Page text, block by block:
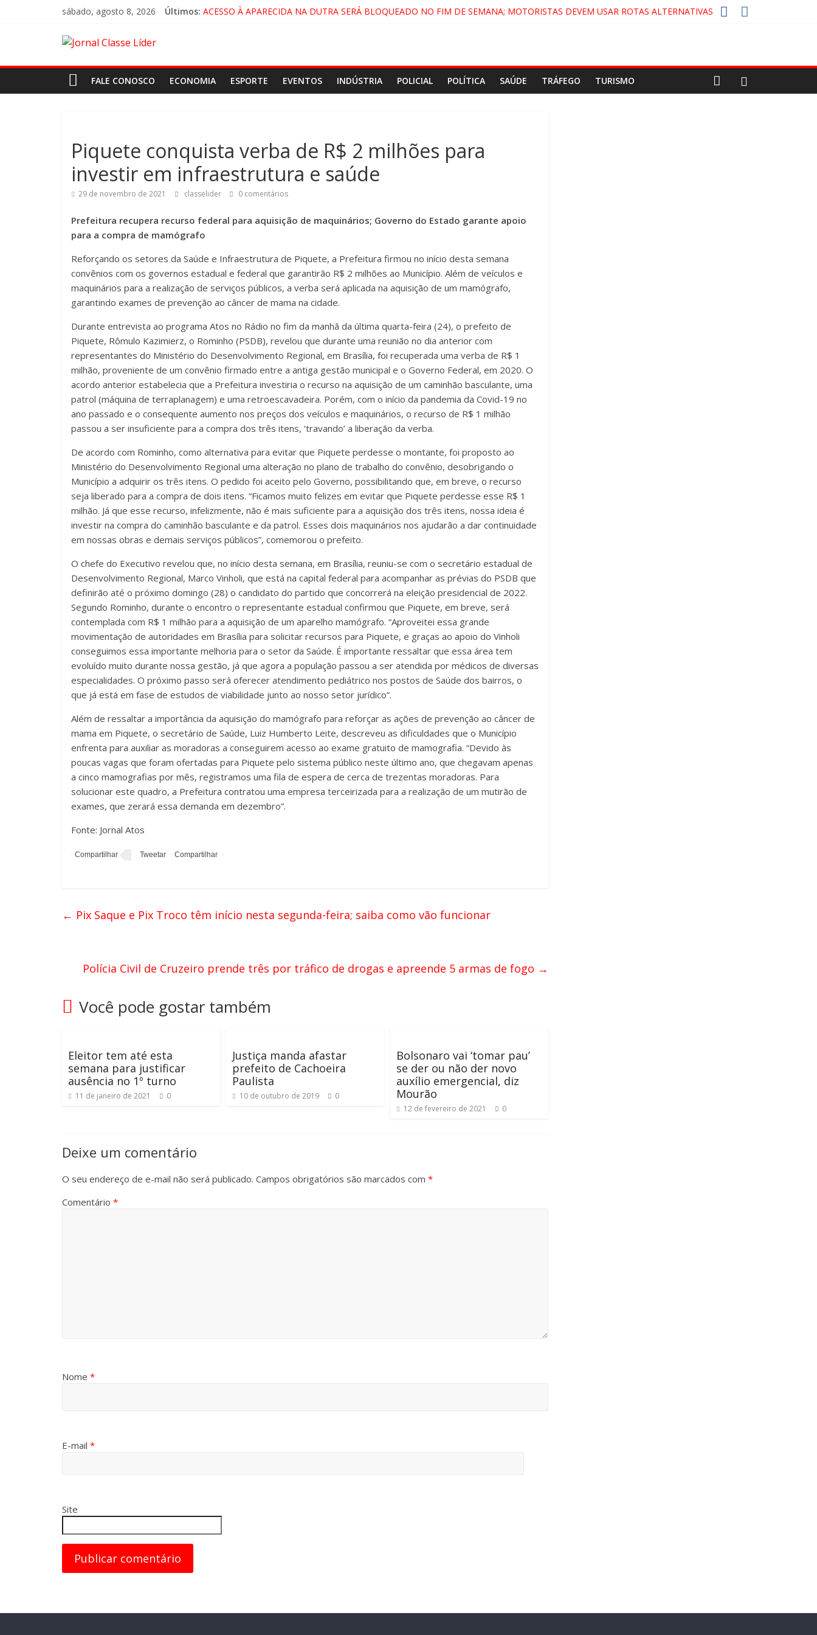
sábado, agosto 8, 2026 Últimos: ACESSO À APARECIDA NA DUTRA SERÁ BLOQUEADO NO FIM DE SEMANA; MOTORISTAS DEVEM USAR ROTAS ALTERNATIVAS
“HÁ PRESENÇA DO COMANDO VERMELHO NO VALE”, AFIRMA PROMOTOR DO GAECO
FALE CONOSCO
ECONOMIA ESPORTE EVENTOS INDÚSTRIA POLICIAL POLÍTICA SAÚDE TRÁFEGO TURISMO
Piquete conquista verba de R$ 2 milhões para
investir em infraestrutura e saúde
29 de novembro de 2021 classelider 0 comentários
Prefeitura recupera recurso federal para aquisição de maquinários; Governo do Estado garante apoio
para a compra de mamógrafo
Reforçando os setores da Saúde e Infraestrutura de Piquete, a Prefeitura firmou no início desta semana
convênios com os governos estadual e federal que garantirão R$ 2 milhões ao Município. Além de veículos e
maquinários para a realização de serviços públicos, a verba será aplicada na aquisição de um mamógrafo,
garantindo exames de prevenção ao câncer de mama na cidade.
Durante entrevista ao programa Atos no Rádio no fim da manhã da última quarta-feira (24), o prefeito de
Piquete, Rômulo Kazimierz, o Rominho (PSDB), revelou que durante uma reunião no dia anterior com
representantes do Ministério do Desenvolvimento Regional, em Brasília, foi recuperada uma verba de R$ 1
milhão, proveniente de um convênio firmado entre a antiga gestão municipal e o Governo Federal, em 2020. O
acordo anterior estabelecia que a Prefeitura investiria o recurso na aquisição de um caminhão basculante, uma
patrol (máquina de terraplanagem) e uma retroescavadeira. Porém, com o início da pandemia da Covid-19 no
ano passado e o consequente aumento nos preços dos veículos e maquinários, o recurso de R$ 1 milhão
passou a ser insuficiente para a compra dos três itens, ‘travando’ a liberação da verba.
De acordo com Rominho, como alternativa para evitar que Piquete perdesse o montante, foi proposto ao
Ministério do Desenvolvimento Regional uma alteração no plano de trabalho do convênio, desobrigando o
Município a adquirir os três itens. O pedido foi aceito pelo Governo, possibilitando que, em breve, o recurso
seja liberado para a compra de dois itens. “Ficamos muito felizes em evitar que Piquete perdesse esse R$ 1
milhão. Já que esse recurso, infelizmente, não é mais suficiente para a aquisição dos três itens, nossa ideia é
investir na compra do caminhão basculante e da patrol. Esses dois maquinários nos ajudarão a dar continuidade
em nossas obras e demais serviços públicos”, comemorou o prefeito.
O chefe do Executivo revelou que, no início desta semana, em Brasília, reuniu-se com o secretário estadual de
Desenvolvimento Regional, Marco Vinholi, que está na capital federal para acompanhar as prévias do PSDB que
definirão até o próximo domingo (28) o candidato do partido que concorrerá na eleição presidencial de 2022.
Segundo Rominho, durante o encontro o representante estadual confirmou que Piquete, em breve, será
contemplada com R$ 1 milhão para a aquisição de um aparelho mamógrafo. “Aproveitei essa grande
movimentação de autoridades em Brasília para solicitar recursos para Piquete, e graças ao apoio do Vinholi
conseguimos essa importante melhoria para o setor da Saúde. É importante ressaltar que essa área tem
evoluído muito durante nossa gestão, já que agora a população passou a ser atendida por médicos de diversas
especialidades. O próximo passo será oferecer atendimento pediátrico nos postos de Saúde dos bairros, o
que já está em fase de estudos de viabilidade junto ao nosso setor jurídico”.
Além de ressaltar a importância da aquisição do mamógrafo para reforçar as ações de prevenção ao câncer de
mama em Piquete, o secretário de Saúde, Luiz Humberto Leite, descreveu as dificuldades que o Município
enfrenta para auxiliar as moradoras a conseguirem acesso ao exame gratuito de mamografia. “Devido às
poucas vagas que foram ofertadas para Piquete pelo sistema público neste último ano, que chegavam apenas
a cinco mamografias por mês, registramos uma fila de espera de cerca de trezentas moradoras. Para
solucionar este quadro, a Prefeitura contratou uma empresa terceirizada para a realização de um mutirão de
exames, que zerará essa demanda em dezembro”.
Fonte: Jornal Atos
← Pix Saque e Pix Troco têm início nesta segunda-feira; saiba como vão funcionar
Polícia Civil de Cruzeiro prende três por tráfico de drogas e apreende 5 armas de fogo →
Você pode gostar também
Eleitor tem até esta
semana para justificar
ausência no 1º turno
11 de janeiro de 2021 0
Justiça manda afastar
prefeito de Cachoeira
Paulista
10 de outubro de 2019 0
Bolsonaro vai ‘tomar pau’
se der ou não der novo
auxílio emergencial, diz
Mourão
12 de fevereiro de 2021 0
Deixe um comentário
O seu endereço de e-mail não será publicado. Campos obrigatórios são marcados com *
Comentário *
Nome *
E-mail *
Site